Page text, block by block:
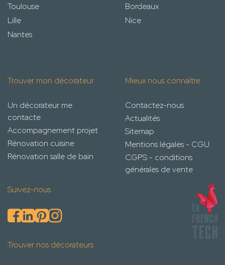
Toulouse
Bordeaux
Lille
Nice
Nantes
Trouver mon décorateur
Un décorateur me
contacte
Accompagnement projet
Rénovation cuisine
Rénovation salle de bain
Mieux nous connaître
Contactez-nous
Actualités
Sitemap
Mentions légales - CGU
CGPS - conditions
générales de vente
Suivez-nous
Trouver nos décorateurs